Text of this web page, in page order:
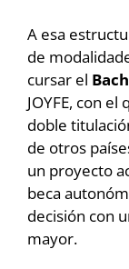
A esa
de
cursar el
JOYFE, con
doble
de otros
un proyecto
beca
decisión con
mayor.